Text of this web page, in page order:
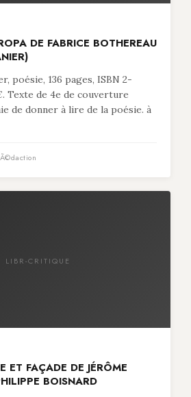
DE FABRICE BOTHEREAU
poésie, 136 pages, ISBN 2-
Texte de 4e de couverture
de donner à lire de la poésie. à
LIBR-CRITIQUE
ET FAÇADE DE JÉRÔME
BOISNARD